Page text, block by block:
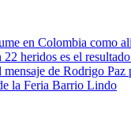
22 heridos es el
mensaje de Rodrigo
la Feria Barrio Lindo